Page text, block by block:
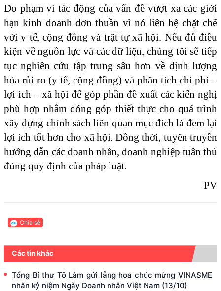
Do phạm vi tác động của vấn đề vượt xa các giới
hạn kinh doanh đơn thuần vì nó liên hệ chặt chẽ
với y tế, cộng đồng và trật tự xã hội. Nếu đủ điều
kiện về nguồn lực và các dữ liệu, chúng tôi sẽ tiếp
tục nghiên cứu tập trung sâu hơn về định lượng
hóa rủi ro (y tế, cộng đồng) và phân tích chi phí –
lợi ích – xã hội để góp phần đề xuất các kiến nghị
phù hợp nhằm đóng góp thiết thực cho quá trình
xây dựng chính sách liên quan mục đích là đem lại
lợi ích tốt hơn cho xã hội. Đồng thời, tuyên truyền
hướng dẫn các doanh nhân, doanh nghiệp tuân thủ
đúng quy định của pháp luật.
PV
Chia sẻ
Các tin khác
Tổng Bí thư Tô Lâm gửi lẵng hoa chúc mừng VINASME
nhân kỷ niệm Ngày Doanh nhân Việt Nam (13/10)